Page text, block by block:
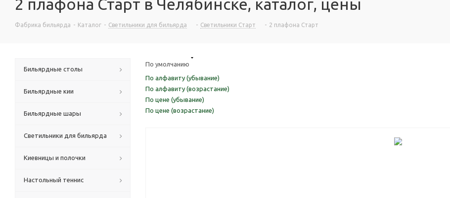
2 плафона Старт в Челябинске, каталог, цены
Фабрика бильярда - Каталог - Светильники для бильярда - Светильники Старт - 2 плафона Старт
По умолчанию
По алфавиту (убывание)
По алфавиту (возрастание)
По цене (убывание)
По цене (возрастание)
Бильярдные столы
Бильярдные кии
Бильярдные шары
Светильники для бильярда
Киевницы и полочки
Настольный теннис